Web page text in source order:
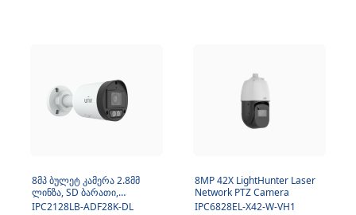
8მპ ბულეტ კამერა 2.8მმ
ლინზა, SD ბარათი,
მიკროფონი, DL
IPC2128LB-ADF28K-DL
8MP 42X LightHunter Laser
Network PTZ Camera
IPC6828EL-X42-W-VH1